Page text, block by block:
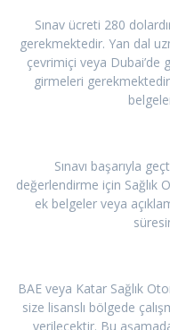
Sınav ücreti 280
gerekmektedir. Yan dal
çevrimiçi veya Dubai’de
girmeleri
Sınavı başarıyla
değerlendirme için Sağlık
ek belgeler veya
BAE veya Katar Sağlık
size lisanslı bölgede
verilecektir. Bu